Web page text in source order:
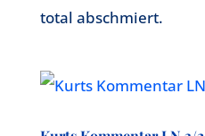
total abschmiert.